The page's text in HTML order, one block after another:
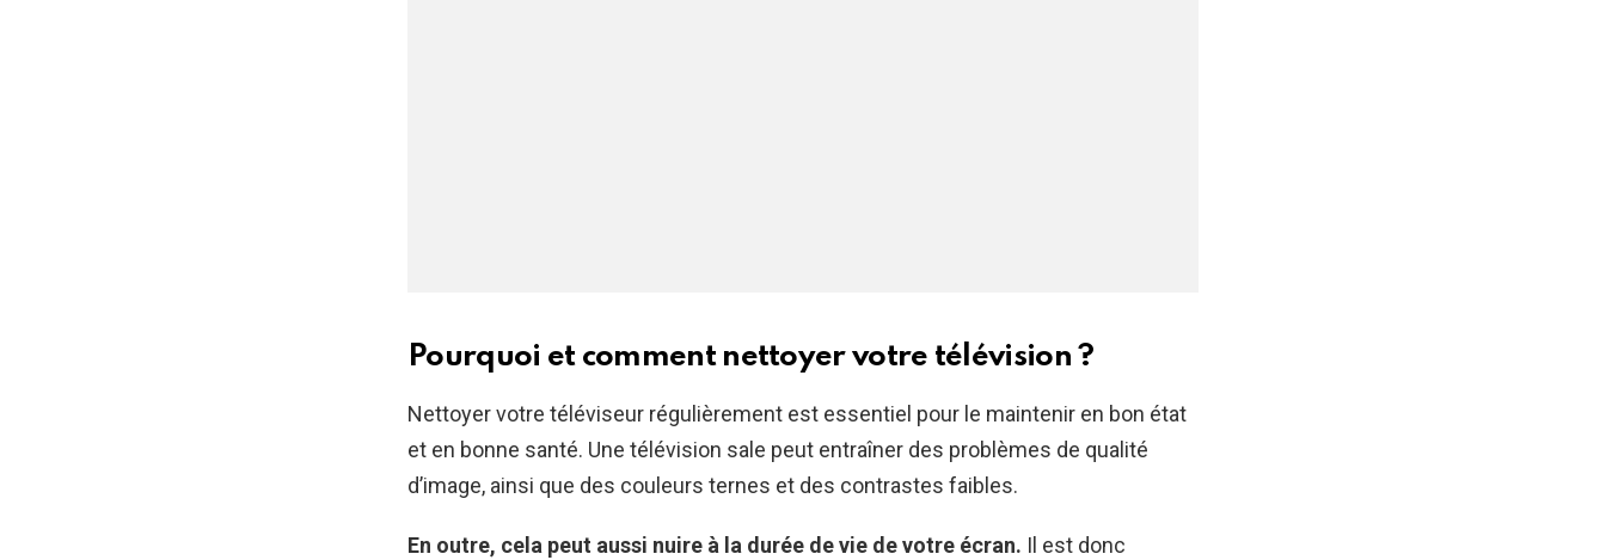
Pourquoi et comment nettoyer votre télévision ?
Nettoyer votre téléviseur régulièrement est essentiel pour le maintenir en bon état
et en bonne santé. Une télévision sale peut entraîner des problèmes de qualité
d’image, ainsi que des couleurs ternes et des contrastes faibles.
En outre, cela peut aussi nuire à la durée de vie de votre écran. Il est donc